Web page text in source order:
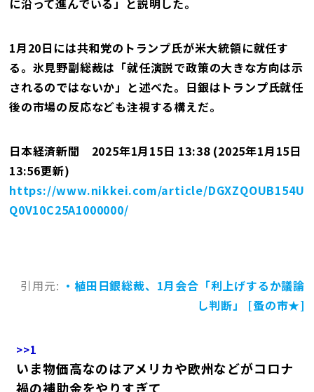
1月20日には共和党のトランプ氏が米大統領に就任す
る。氷見野副総裁は「就任演説で政策の大きな方向は示
されるのではないか」と述べた。日銀はトランプ氏就任
後の市場の反応なども注視する構えだ。
日本経済新聞 2025年1月15日 13:38 (2025年1月15日
13:56更新)
https://www.nikkei.com/article/DGXZQOUB154U
Q0V10C25A1000000/
引用元: ・植田日銀総裁、1月会合「利上げするか議論
し判断」 [蚤の市★]
>>1
いま物価高なのはアメリカや欧州などがコロナ
禍の補助金をやりすぎて